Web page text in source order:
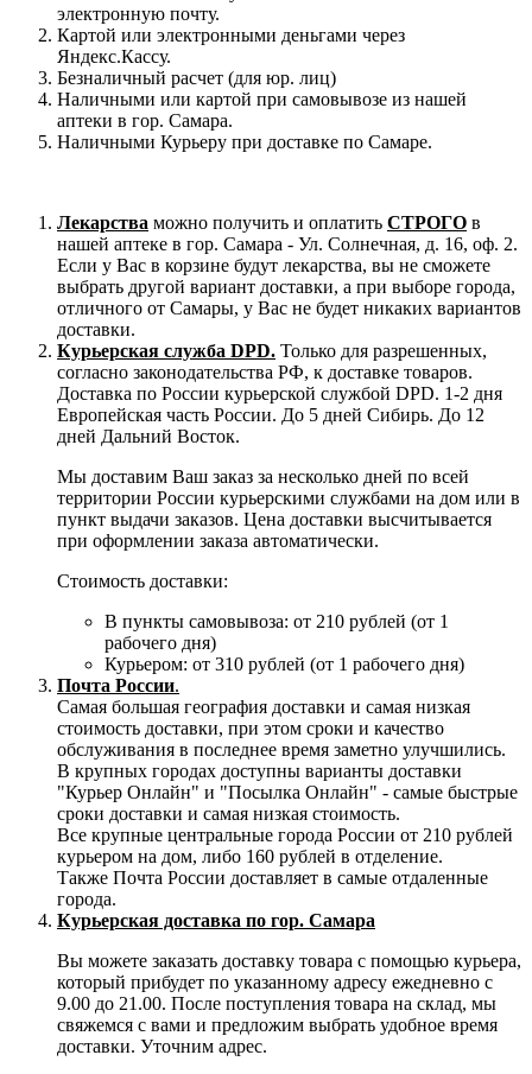
электронную почту.
Картой или электронными деньгами через
Яндекс.Кассу.
Безналичный расчет (для юр. лиц)
Наличными или картой при самовывозе из нашей
аптеки в гор. Самара.
Наличными Курьеру при доставке по Самаре.
Лекарства можно получить и оплатить СТРОГО в
нашей аптеке в гор. Самара - Ул. Солнечная, д. 16, оф. 2.
Если у Вас в корзине будут лекарства, вы не сможете
выбрать другой вариант доставки, а при выборе города,
отличного от Самары, у Вас не будет никаких вариантов
доставки.
Курьерская служба DPD. Только для разрешенных,
согласно законодательства РФ, к доставке товаров.
Доставка по России курьерской службой DPD. 1-2 дня
Европейская часть России. До 5 дней Сибирь. До 12
дней Дальний Восток.
Мы доставим Ваш заказ за несколько дней по всей
территории России курьерскими службами на дом или в
пункт выдачи заказов. Цена доставки высчитывается
при оформлении заказа автоматически.
Стоимость доставки:
В пункты самовывоза: от 210 рублей (от 1
рабочего дня)
Курьером: от 310 рублей (от 1 рабочего дня)
Почта России.
Самая большая география доставки и самая низкая
стоимость доставки, при этом сроки и качество
обслуживания в последнее время заметно улучшились.
В крупных городах доступны варианты доставки
"Курьер Онлайн" и "Посылка Онлайн" - самые быстрые
сроки доставки и самая низкая стоимость.
Все крупные центральные города России от 210 рублей
курьером на дом, либо 160 рублей в отделение.
Также Почта России доставляет в самые отдаленные
города.
Курьерская доставка по гор. Самара
Вы можете заказать доставку товара с помощью курьера,
который прибудет по указанному адресу ежедневно с
9.00 до 21.00. После поступления товара на склад, мы
свяжемся с вами и предложим выбрать удобное время
доставки. Уточним адрес.